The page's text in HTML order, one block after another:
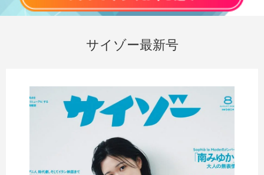
サイゾー最新号